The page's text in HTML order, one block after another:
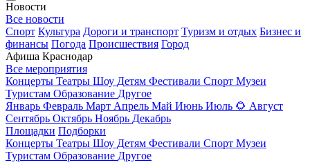
Новости
Все новости
Спорт Культура Дороги и транспорт Туризм и отдых Бизнес и
финансы Погода Происшествия Город
Афиша Краснодар
Все мероприятия
Концерты Театры Шоу Детям Фестивали Спорт Музеи
Туристам Образование Другое
Январь Февраль Март Апрель Май Июнь Июль 🌻 Август
Сентябрь Октябрь Ноябрь Декабрь
Площадки Подборки
Концерты Театры Шоу Детям Фестивали Спорт Музеи
Туристам Образование Другое